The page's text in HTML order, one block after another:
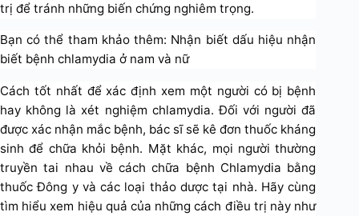
trị để tránh những biến chứng nghiêm trọng.
Bạn có thể tham khảo thêm: Nhận biết dấu hiệu nhận
biết bệnh chlamydia ở nam và nữ
Cách tốt nhất để xác định xem một người có bị bệnh
hay không là xét nghiệm chlamydia. Đối với người đã
được xác nhận mắc bệnh, bác sĩ sẽ kê đơn thuốc kháng
sinh để chữa khỏi bệnh. Mặt khác, mọi người thường
truyền tai nhau về cách chữa bệnh Chlamydia bằng
thuốc Đông y và các loại thảo dược tại nhà. Hãy cùng
tìm hiểu xem hiệu quả của những cách điều trị này như